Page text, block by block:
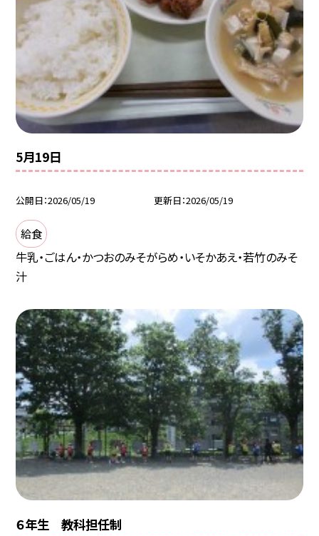
5月19日
公開日 2026/05/19 更新日 2026/05/19
給食
牛乳・ごはん・かつおのみそがらめ・いそかあえ・若竹のみそ
汁
６年生 教科担任制